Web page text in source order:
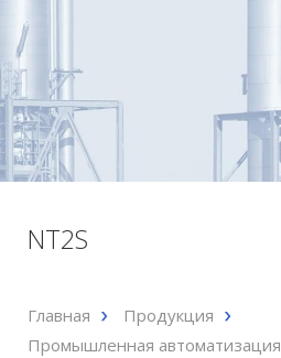
NT2S
Главная
Продукция
Промышленная автоматизация